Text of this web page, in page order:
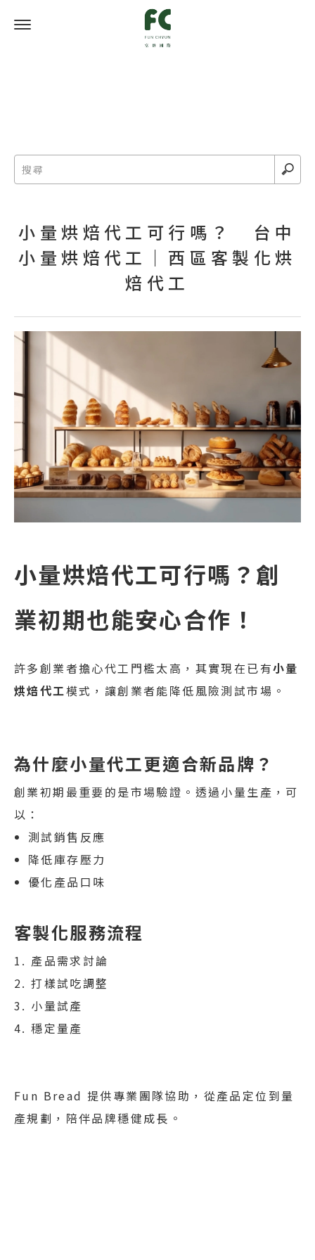
小量烘焙代工可行嗎？ 台中
小量烘焙代工｜西區客製化烘
焙代工
小量烘焙代工可行嗎？創
業初期也能安心合作！
許多創業者擔心代工門檻太高，其實現在已有小量
烘焙代工模式，讓創業者能降低風險測試市場。
為什麼小量代工更適合新品牌？
創業初期最重要的是市場驗證。透過小量生產，可
以：
測試銷售反應
降低庫存壓力
優化產品口味
客製化服務流程
1. 產品需求討論
2. 打樣試吃調整
3. 小量試產
4. 穩定量產
Fun Bread 提供專業團隊協助，從產品定位到量
產規劃，陪伴品牌穩健成長。